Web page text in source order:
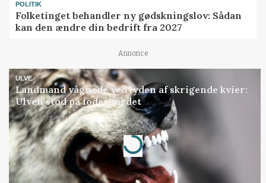
POLITIK
Folketinget behandler ny gødskningslov: Sådan
kan den ændre din bedrift fra 2027
Annonce
ULVE
Landmand vågnede ved lyden af skrigende kvier:
Ulven stod på foderbordet
Annonce
Loading...